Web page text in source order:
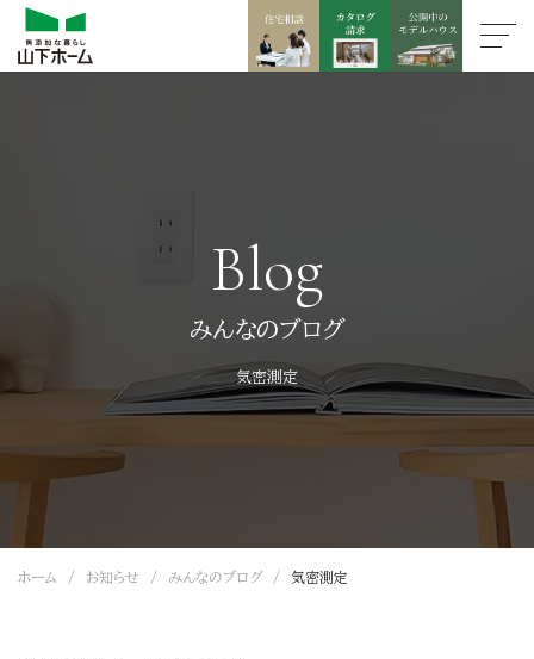
Blog
みんなのブログ
気密測定
ホーム お知らせ みんなのブログ 気密測定